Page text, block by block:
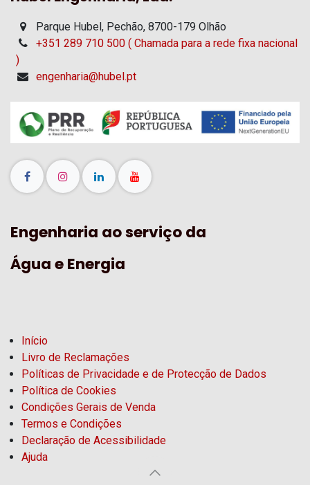
Parque Hubel, Pechão, 8700-179 Olhão
+351 289 710 500 ( Chamada para a rede fixa nacional
)
engenharia@hubel.pt
Engenharia ao serviço da
Água e Energia
Início
Livro de Reclamações
Políticas de Privacidade e de Protecção de Dados
Política de Cookies
Condições Gerais de Venda
Termos e Condições
Declaração de Acessibilidade
Ajuda